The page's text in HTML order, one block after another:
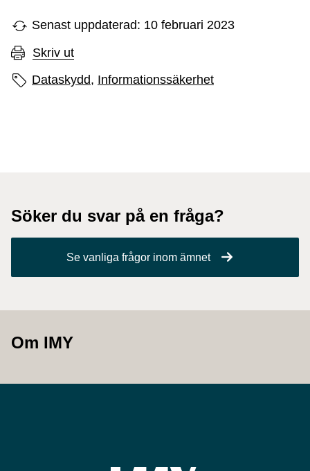
Senast uppdaterad: 10 februari 2023
Skriv ut
Sidans etiketter
Dataskydd, Informationssäkerhet
Söker du svar på en fråga?
Se vanliga frågor inom ämnet
Om IMY